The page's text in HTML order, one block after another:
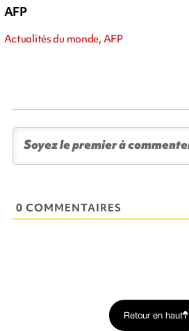
AFP
Actualités du monde, AFP
0 COMMENTAIRES
Retour en haut